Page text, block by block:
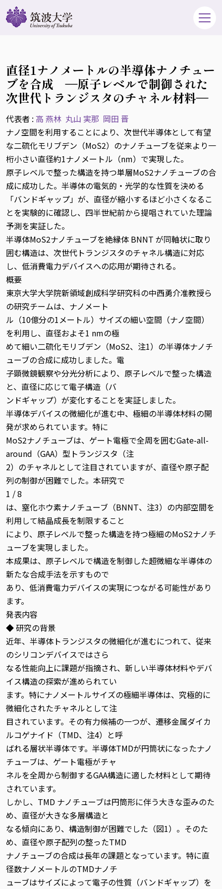
直径1ナノメートルの半導体ナノチュー
ブを合成 ―原子レベルで制御された
次世代トランジスタのチャネル材料―
代表者 : 高 燕林 丸山 実那 岡田 晋
ナノ空間を利用することにより、次世代半導体として有望
な二硫化モリブデン（MoS2）のナノチューブを従来より一
桁小さい直径約1ナノメートル（nm）で実現した。
原子レベルで整った構造を持つ単層MoS2ナノチューブの合
成に成功した。半導体の電気的・光学的な性質を決める
「バンドギャップ」が、直径が縮小するほど小さくなるこ
とを実験的に確認し、四半世紀前から提唱されていた理論
予測を実証した。
半導体MoS2ナノチューブを絶縁体 BNNT が同軸状に取り
囲む構造は、次世代トランジスタのチャネル構造に対応
し、低消費電力デバイスへの応用が期待される。
概要
東京大学大学院新領域創成科学研究科の中西勇介准教授ら
の研究チームは、ナノメート
ル（10億分の1メートル）サイズの細い空間（ナノ空間）
を利用し、直径およそ1 nmの極
めて細い二硫化モリブデン（MoS2、注1）の半導体ナノチ
ューブの合成に成功しました。電
子顕微鏡観察や分光分析により、原子レベルで整った構造
と、直径に応じて電子構造（バ
ンドギャップ）が変化することを実証しました。
半導体デバイスの微細化が進む中、極細の半導体材料の開
発が求められています。特に
MoS2ナノチューブは、ゲート電極で全周を囲むGate-all-
around（GAA）型トランジスタ（注
2）のチャネルとして注目されていますが、直径や原子配
列の制御が困難でした。本研究で
1 / 8
は、窒化ホウ素ナノチューブ（BNNT、注3）の内部空間を
利用して結晶成長を制限すること
により、原子レベルで整った構造を持つ極細のMoS2ナノチ
ューブを実現しました。
本成果は、原子レベルで構造を制御した超微細な半導体の
新たな合成手法を示すもので
あり、低消費電力デバイスの実現につながる可能性があり
ます。
発表内容
◆ 研究の背景
近年、半導体トランジスタの微細化が進むにつれて、従来
のシリコンデバイスではさら
なる性能向上に課題が指摘され、新しい半導体材料やデバ
イス構造の探索が進められてい
ます。特にナノメートルサイズの極細半導体は、究極的に
微細化されたチャネルとして注
目されています。その有力候補の一つが、遷移金属ダイカ
ルコゲナイド（TMD、注4）と呼
ばれる層状半導体です。半導体TMDが円筒状になったナノ
チューブは、ゲート電極がチャ
ネルを全周から制御するGAA構造に適した材料として期待
されています。
しかし、TMD ナノチューブは円筒形に伴う大きな歪みのた
め、直径が大きな多層構造と
なる傾向にあり、構造制御が困難でした（図1）。そのた
め、直径や原子配列の整ったTMD
ナノチューブの合成は長年の課題となっています。特に直
径数ナノメートルのTMDナノチ
ューブはサイズによって電子の性質（バンドギャップ）を